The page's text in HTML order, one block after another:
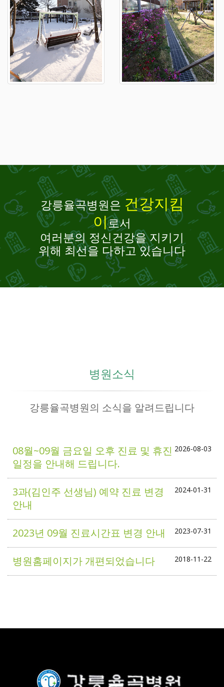
강릉율곡병원은 건강지킴
이로서
여러분의 정신건강을 지키기
위해 최선을 다하고 있습니다
병원소식
강릉율곡병원의 소식을 알려드립니다
2026-08-03
08월~09월 금요일 오후 진료 및 휴진
일정을 안내해 드립니다.
2024-01-31
3과(김인주 선생님) 예약 진료 변경
안내
2023-07-31
2023년 09월 진료시간표 변경 안내
2018-11-22
병원홈페이지가 개편되었습니다